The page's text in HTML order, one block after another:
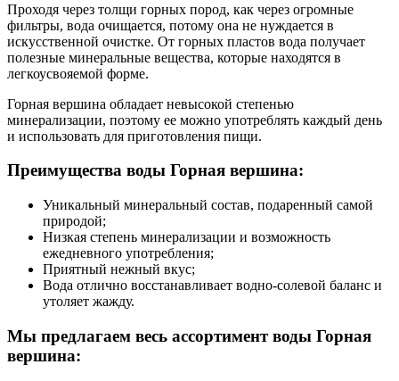
Проходя через толщи горных пород, как через огромные
фильтры, вода очищается, потому она не нуждается в
искусственной очистке. От горных пластов вода получает
полезные минеральные вещества, которые находятся в
легкоусвояемой форме.
Горная вершина обладает невысокой степенью
минерализации, поэтому ее можно употреблять каждый день
и использовать для приготовления пищи.
Преимущества воды Горная вершина:
Уникальный минеральный состав, подаренный самой
природой;
Низкая степень минерализации и возможность
ежедневного употребления;
Приятный нежный вкус;
Вода отлично восстанавливает водно-солевой баланс и
утоляет жажду.
Мы предлагаем весь ассортимент воды Горная
вершина: